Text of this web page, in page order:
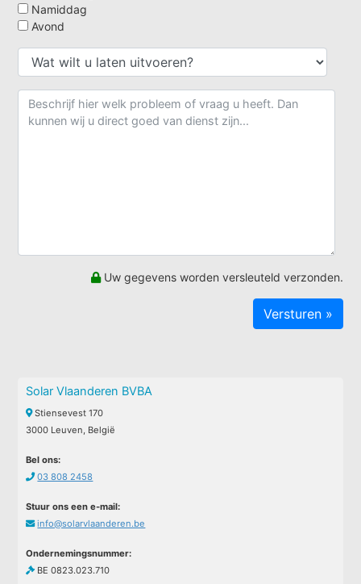
Namiddag
Avond
Uw gegevens worden versleuteld verzonden.
Solar Vlaanderen BVBA
Stiensevest 170
3000 Leuven, België
Bel ons:
03 808 2458
Stuur ons een e-mail:
info@solarvlaanderen.be
Ondernemingsnummer:
BE 0823.023.710